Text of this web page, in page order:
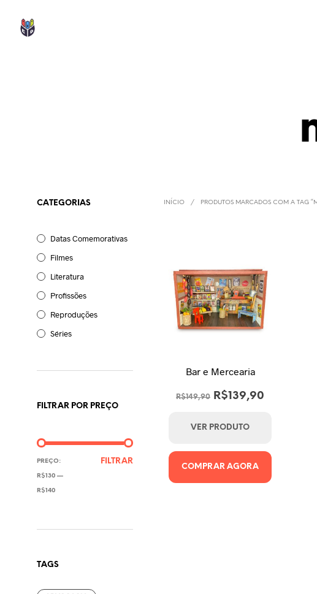
CATEGORIAS
Datas Comemorativas
Filmes
Literatura
Profissões
Reproduções
Séries
FILTRAR POR PREÇO
PREÇO
MÍNIMO
PREÇO
MÁXIMO
FILTRAR
PREÇO:
R$130 —
R$140
TAGS
INÍCIO / PRODUTOS MARCADOS COM A TAG
Bar e Mercearia
R$149,90
O
original
R$149,90.
R$139,90
VER PRODUTO
COMPRAR AGORA